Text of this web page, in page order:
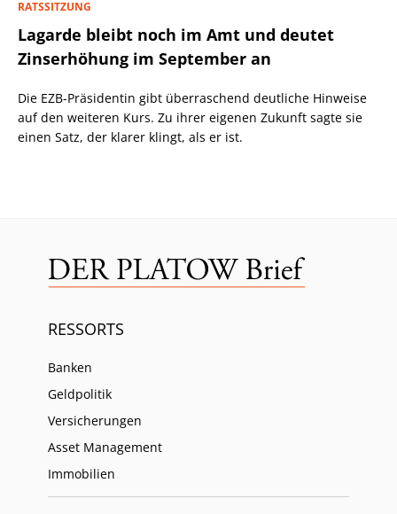
RATSSITZUNG
Lagarde bleibt noch im Amt und deutet
Zinserhöhung im September an
Die EZB-Präsidentin gibt überraschend deutliche Hinweise
auf den weiteren Kurs. Zu ihrer eigenen Zukunft sagte sie
einen Satz, der klarer klingt, als er ist.
RESSORTS
Banken
Geldpolitik
Versicherungen
Asset Management
Immobilien